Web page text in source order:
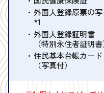
外国人登録原票の写
*1
外国人登録証明書
（特別永住者証明書
住民基本台帳カード
（写真付）